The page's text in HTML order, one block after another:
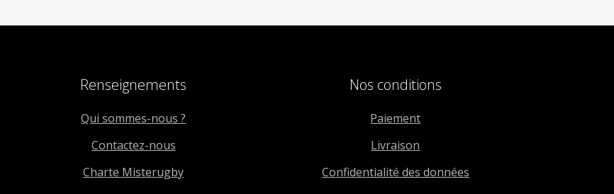
Renseignements
Qui sommes-nous ?
Contactez-nous
Charte Misterugby
Nos conditions
Paiement
Livraison
Confidentialité des données